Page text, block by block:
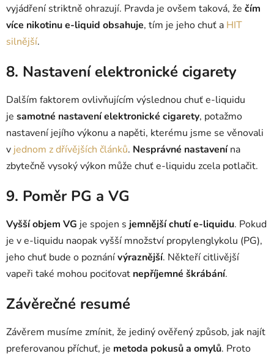
vyjádření striktně ohrazují. Pravda je ovšem taková, že čím
více nikotinu e-liquid obsahuje, tím je jeho chuť a HIT
silnější.
8. Nastavení elektronické cigarety
Dalším faktorem ovlivňujícím výslednou chuť e-liquidu
je samotné nastavení elektronické cigarety, potažmo
nastavení jejího výkonu a napěti, kterému jsme se věnovali
v jednom z dřívějších článků. Nesprávné nastavení na
zbytečně vysoký výkon může chuť e-liquidu zcela potlačit.
9. Poměr PG a VG
Vyšší objem VG je spojen s jemnější chutí e-liquidu. Pokud
je v e-liquidu naopak vyšší množství propylenglykolu (PG),
jeho chuť bude o poznánívýraznější. Někteří citlivější
vapeři také mohou pociťovat nepříjemné škrábání.
Závěrečné resumé
Závěrem musíme zmínit, že jediný ověřený způsob, jak najít
preferovanou příchuť, je metoda pokusů a omylů. Proto